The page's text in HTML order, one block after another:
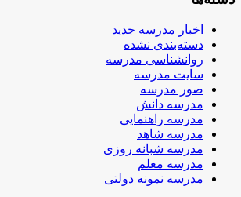
اخبار مدرسه جدید
دسته‌بندی نشده
روانشناسی مدرسه
سایت مدرسه
صور مدرسه
مدرسه دانش
مدرسه راهنمایی
مدرسه شاهد
مدرسه شبانه روزی
مدرسه معلم
مدرسه نمونه دولتی